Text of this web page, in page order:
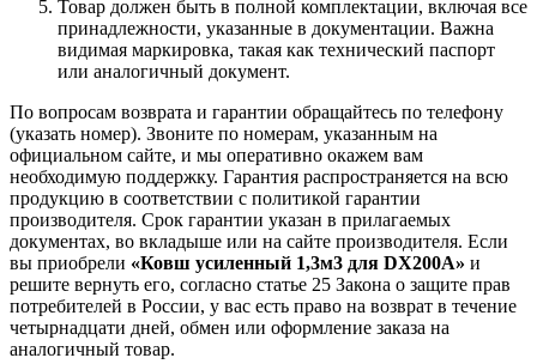
Товар должен быть в полной комплектации, включая все
принадлежности, указанные в документации. Важна
видимая маркировка, такая как технический паспорт
или аналогичный документ.
По вопросам возврата и гарантии обращайтесь по телефону
(указать номер). Звоните по номерам, указанным на
официальном сайте, и мы оперативно окажем вам
необходимую поддержку. Гарантия распространяется на всю
продукцию в соответствии с политикой гарантии
производителя. Срок гарантии указан в прилагаемых
документах, во вкладыше или на сайте производителя. Если
вы приобрели «Ковш усиленный 1,3м3 для DX200A» и
решите вернуть его, согласно статье 25 Закона о защите прав
потребителей в России, у вас есть право на возврат в течение
четырнадцати дней, обмен или оформление заказа на
аналогичный товар.